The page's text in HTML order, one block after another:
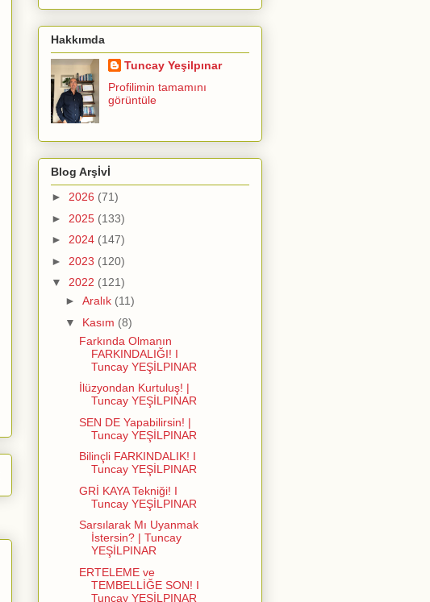
Hakkımda
Tuncay Yeşilpınar
Profilimin tamamını
görüntüle
Blog Arşİvİ
► 2026 (71)
► 2025 (133)
► 2024 (147)
► 2023 (120)
▼ 2022 (121)
► Aralık (11)
▼ Kasım (8)
Farkında Olmanın
FARKINDALIĞI! I
Tuncay YEŞİLPINAR
İlüzyondan Kurtuluş! |
Tuncay YEŞİLPINAR
SEN DE Yapabilirsin! |
Tuncay YEŞİLPINAR
Bilinçli FARKINDALIK! I
Tuncay YEŞİLPINAR
GRİ KAYA Tekniği! I
Tuncay YEŞİLPINAR
Sarsılarak Mı Uyanmak
İstersin? | Tuncay
YEŞİLPINAR
ERTELEME ve
TEMBELLİĞE SON! I
Tuncay YEŞİLPINAR